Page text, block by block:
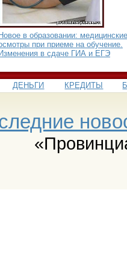
Новое в образовании: медицинские
при приеме на обучение.
Изменения в сдаче ГИА и ЕГЭ
ДЕНЬГИ КРЕДИТЫ